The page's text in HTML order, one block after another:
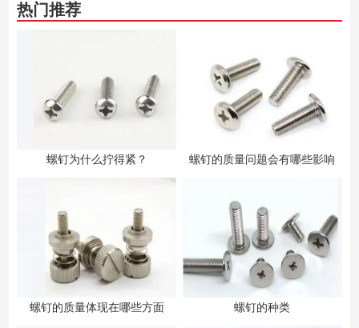
热门推荐
螺钉为什么拧得紧？ 螺钉的质量问题会有哪些影响
螺钉的质量体现在哪些方面 螺钉的种类